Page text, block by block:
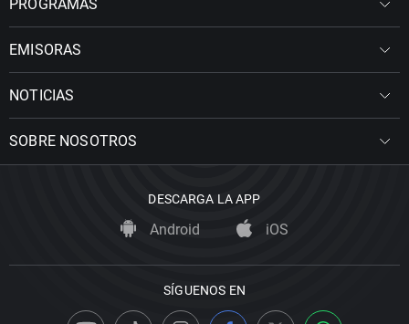
PROGRAMAS
EMISORAS
NOTICIAS
SOBRE NOSOTROS
DESCARGA LA APP
Android iOS
SÍGUENOS EN